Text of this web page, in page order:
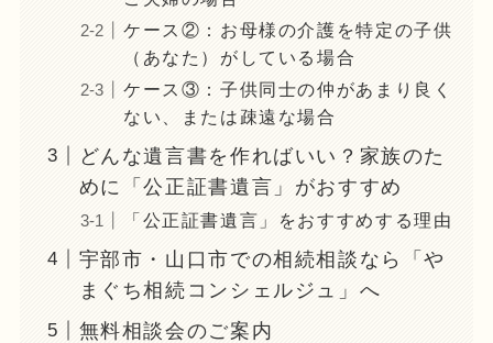
ケース②：お母様の介護を特定の子供
（あなた）がしている場合
ケース③：子供同士の仲があまり良く
ない、または疎遠な場合
どんな遺言書を作ればいい？家族のた
めに「公正証書遺言」がおすすめ
「公正証書遺言」をおすすめする理由
宇部市・山口市での相続相談なら「や
まぐち相続コンシェルジュ」へ
無料相談会のご案内